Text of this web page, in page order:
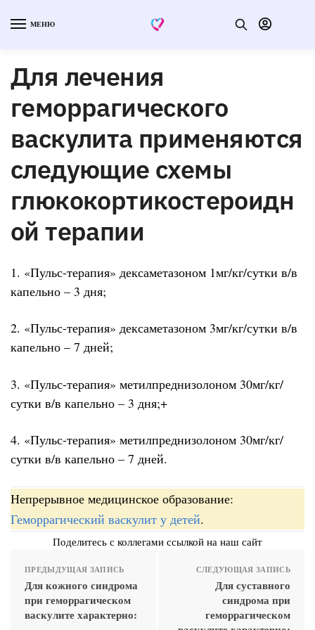
МЕНЮ
Для лечения
геморрагического
васкулита применяются
следующие схемы
глюкокортикостероидн
ой терапии
1. «Пульс-терапия» дексаметазоном 1мг/кг/сутки в/в
капельно – 3 дня;
2. «Пульс-терапия» дексаметазоном 3мг/кг/сутки в/в
капельно – 7 дней;
3. «Пульс-терапия» метилпреднизолоном 30мг/кг/
сутки в/в капельно – 3 дня;+
4. «Пульс-терапия» метилпреднизолоном 30мг/кг/
сутки в/в капельно – 7 дней.
Непрерывное медицинское образование:
Геморрагический васкулит у детей.
Поделитесь с коллегами ссылкой на наш сайт
ПРЕДЫДУЩАЯ ЗАПИСЬ
Для кожного синдрома
при геморрагическом
васкулите характерно:
СЛЕДУЮЩАЯ ЗАПИСЬ
Для суставного
синдрома при
геморрагическом